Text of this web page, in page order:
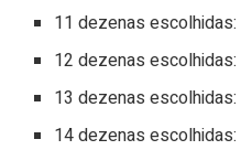
11 dezenas escolhidas:
12 dezenas escolhidas:
13 dezenas escolhidas:
14 dezenas escolhidas: